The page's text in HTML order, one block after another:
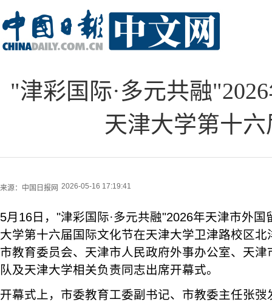
"津彩国际·多元共融
天津大学第十
来源： 中国日报网 2026-05-16 17:19:41
5月16日，"津彩国际·多元共融"2026年天津市外
大学第十六届国际文化节在天津大学卫津路校区
市教育委员会、天津市人民政府外事办公室、天
队及天津大学相关负责同志出席开幕式。
开幕式上，市委教育工委副书记、市教委主任张